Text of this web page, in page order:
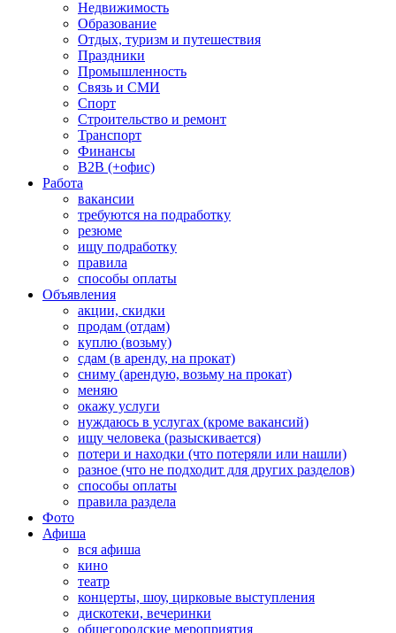
Недвижимость
Образование
Отдых, туризм и путешествия
Праздники
Промышленность
Связь и СМИ
Спорт
Строительство и ремонт
Транспорт
Финансы
B2B (+офис)
Работа
вакансии
требуются на подработку
резюме
ищу подработку
правила
способы оплаты
Объявления
акции, скидки
продам (отдам)
куплю (возьму)
сдам (в аренду, на прокат)
сниму (арендую, возьму на прокат)
меняю
окажу услуги
нуждаюсь в услугах (кроме вакансий)
ищу человека (разыскивается)
потери и находки (что потеряли или нашли)
разное (что не подходит для других разделов)
способы оплаты
правила раздела
Фото
Афиша
вся афиша
кино
театр
концерты, шоу, цирковые выступления
дискотеки, вечеринки
общегородские мероприятия